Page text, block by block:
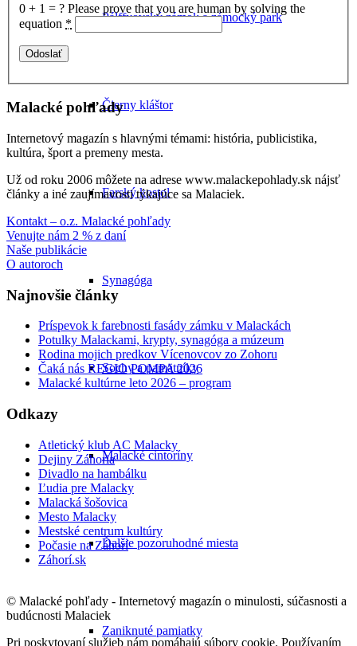
Pálffyovský zámok a zámocký park
Čierny kláštor
Farský kostol
Synagóga
Sochy a pamätníky
Malacké cintoríny
Ďalšie pozoruhodné miesta
Zaniknuté pamiatky
0 + 1 = ? Please prove that you are human by solving the
equation *
Malacké pohľady
Internetový magazín s hlavnými témami: história, publicistika,
kultúra, šport a premeny mesta.
Už od roku 2006 môžete na adrese www.malackepohlady.sk nájsť
články a iné zaujímavosti týkajúce sa Malaciek.
Kontakt – o.z. Malacké pohľady
Venujte nám 2 % z daní
Naše publikácie
O autoroch
Najnovšie články
Príspevok k farebnosti fasády zámku v Malackách
Potulky Malackami, krypty, synagóga a múzeum
Rodina mojich predkov Vícenovcov zo Zohoru
Čaká nás REGIO POMPA 2026
Malacké kultúrne leto 2026 – program
Odkazy
Atletický klub AC Malacky
Dejiny Záhoria
Divadlo na hambálku
Ľudia pre Malacky
Malacká šošovica
Mesto Malacky
Mestské centrum kultúry
Počasie na Záhorí
Záhorí.sk
© Malacké pohľady - Internetový magazín o minulosti, súčasnosti a
budúcnosti Malaciek
Pri poskytovaní služieb nám pomáhajú súbory cookie. Používaním